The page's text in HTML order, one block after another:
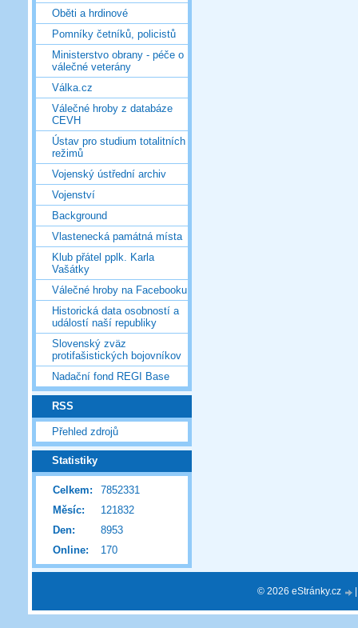
Oběti a hrdinové
Pomníky četníků, policistů
Ministerstvo obrany - péče o
válečné veterány
Válka.cz
Válečné hroby z databáze
CEVH
Ústav pro studium totalitních
režimů
Vojenský ústřední archiv
Vojenství
Background
Vlastenecká památná místa
Klub přátel pplk. Karla
Vašátky
Válečné hroby na Facebooku
Historická data osobností a
událostí naší republiky
Slovenský zväz
protifašistických bojovníkov
Nadační fond REGI Base
RSS
Přehled zdrojů
Statistiky
Online: 170
Celkem:
7852331
Měsíc:
121832
Den:
8953
© 2026 eStránky.cz